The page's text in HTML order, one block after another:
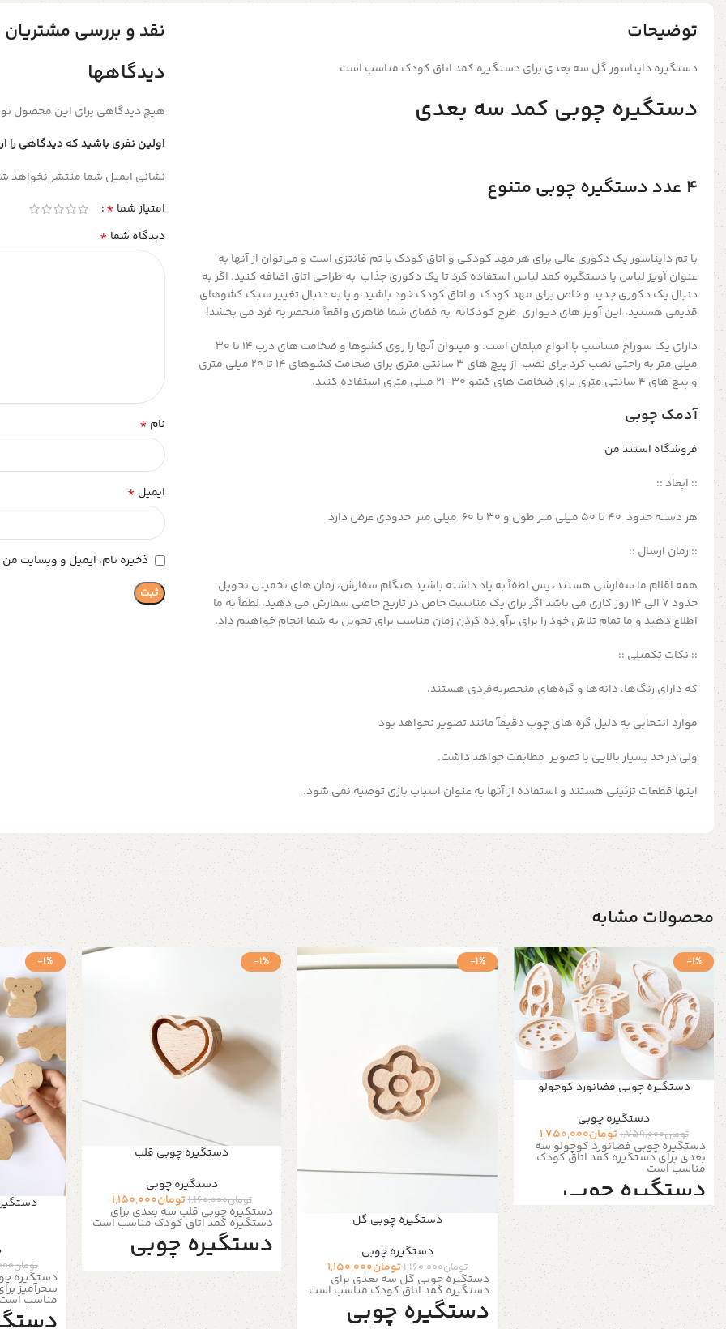
توضیحات
دستگیره دایناسور گل سه بعدی برای دستگیره کمد اتاق کودک مناسب است
دستگیره چوبی کمد سه بعدی
4 عدد دستگیره چوبی متنوع
با تم دایناسور یک دکوری عالی برای هر مهد کودکی و اتاق کودک با تم فانتزی است و می‌توان از آنها به
عنوان آویز لباس یا دستگیره کمد لباس استفاده کرد تا یک دکوری جذاب به طراحی اتاق اضافه کنید. اگر به
دنبال یک دکوری جدید و خاص برای مهد کودک و اتاق کودک خود باشید،و یا به دنبال تغییر سبک کشوهای
قدیمی هستید، این آویز های دیواری طرح کودکانه به فضای شما ظاهری واقعاً منحصر به فرد می بخشد!
دارای یک سوراخ متناسب با انواع مبلمان است. و میتوان آنها را روی کشوها و ضخامت های درب 14 تا 30
میلی متر به راحتی نصب کرد برای نصب از پیچ های 3 سانتی متری برای ضخامت کشوهای 14 تا 20 میلی متری
و پیچ های 4 سانتی متری برای ضخامت های کشو 30-21 میلی متری استفاده کنید.
آدمک چوبی
فروشگاه استند من
:: ابعاد ::
هر دسته حدود 40 تا 50 میلی متر طول و 30 تا 60 میلی متر حدودی عرض دارد
:: زمان ارسال ::
همه اقلام ما سفارشی هستند، پس لطفاً به یاد داشته باشید هنگام سفارش، زمان های تخمینی تحویل
حدود 7 الی 14 روز کاری می باشد اگر برای یک مناسبت خاص در تاریخ خاصی سفارش می دهید، لطفاً به ما
اطلاع دهید و ما تمام تلاش خود را برای برآورده کردن زمان مناسب برای تحویل به شما انجام خواهیم داد.
:: نکات تکمیلی ::
که دارای رنگ‌ها، دانه‌ها و گره‌های منحصربه‌فردی هستند.
موارد انتخابی به دلیل گره های چوب دقیقآ مانند تصویر نخواهد بود
ولی در حد بسیار بالایی با تصویر مطابقت خواهد داشت.
اینها قطعات تزئینی هستند و استفاده از آنها به عنوان اسباب بازی توصیه نمی شود.
نقد و بررسی مشتریان
دیدگاهها
هیچ دیدگاهی برای این محصول
اولین نفری باشید که دیدگاهی را
نشانی ایمیل شما منتشر نخواهد
امتیاز شما *
دیدگاه شما *
نام *
ایمیل *
ذخیره نام، ایمیل و وبسایت
محصولات مشابه
-1%
دستگیره چوبی فضانورد کوچولو
دستگیره‌ چوبی
تومان1,759,000تومان1,750,000
دستگیره چوبی فضانورد کوچولو سه
بعدی برای دستگیره کمد اتاق کودک
مناسب است
دستگیره چوبی
کمد سه بعدی
7 عدد دستگیره چوبی
متنوع
هر طرح 1 عدد با تم فضانورد کوچولو
-1%
دستگیره چوبی گل
دستگیره‌ چوبی
تومان1,160,000تومان1,150,000
دستگیره چوبی گل سه بعدی برای
دستگیره کمد اتاق کودک مناسب است
دستگیره چوبی
-1%
دستگیره چوبی قلب
دستگیره‌ چوبی
تومان1,160,000تومان1,150,000
دستگیره چوبی قلب سه بعدی برای
دستگیره کمد اتاق کودک مناسب است
دستگیره چوبی
کمد سه بعدی
-1%
تومان
دستگیره
سحرآمیز
مناسب